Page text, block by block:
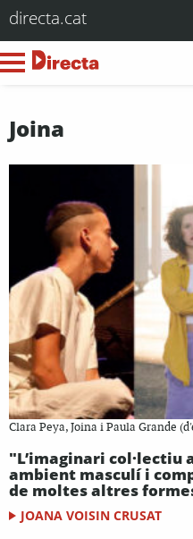
directa.cat
Joina
Clara Peya, Joina i Paula Grande
"L’imaginari col·lectiu
ambient masculí i
de moltes altres
JOANA VOISIN CRUSAT